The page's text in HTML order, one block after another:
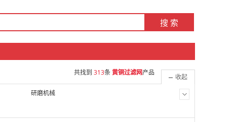
搜 索
共找到 313条黄铜过滤网产品
研磨机械
收起